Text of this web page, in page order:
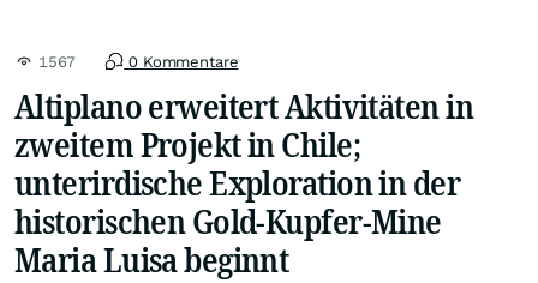
1567 0 Kommentare
Altiplano erweitert Aktivitäten in
zweitem Projekt in Chile;
unterirdische Exploration in der
historischen Gold-Kupfer-Mine
Maria Luisa beginnt